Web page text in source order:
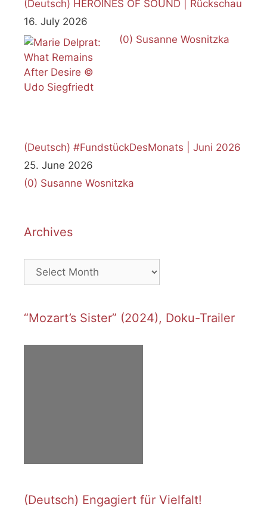
(Deutsch) HEROINES OF SOUND | Rückschau
16. July 2026
(0) Susanne Wosnitzka
(Deutsch) #FundstückDesMonats | Juni 2026
25. June 2026
(0) Susanne Wosnitzka
Archives
Archives
“Mozart’s Sister” (2024), Doku-Trailer
(Deutsch) Engagiert für Vielfalt!